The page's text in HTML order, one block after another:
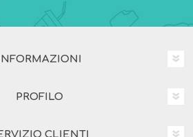
INFORMAZIONI
PROFILO
CLIENTI